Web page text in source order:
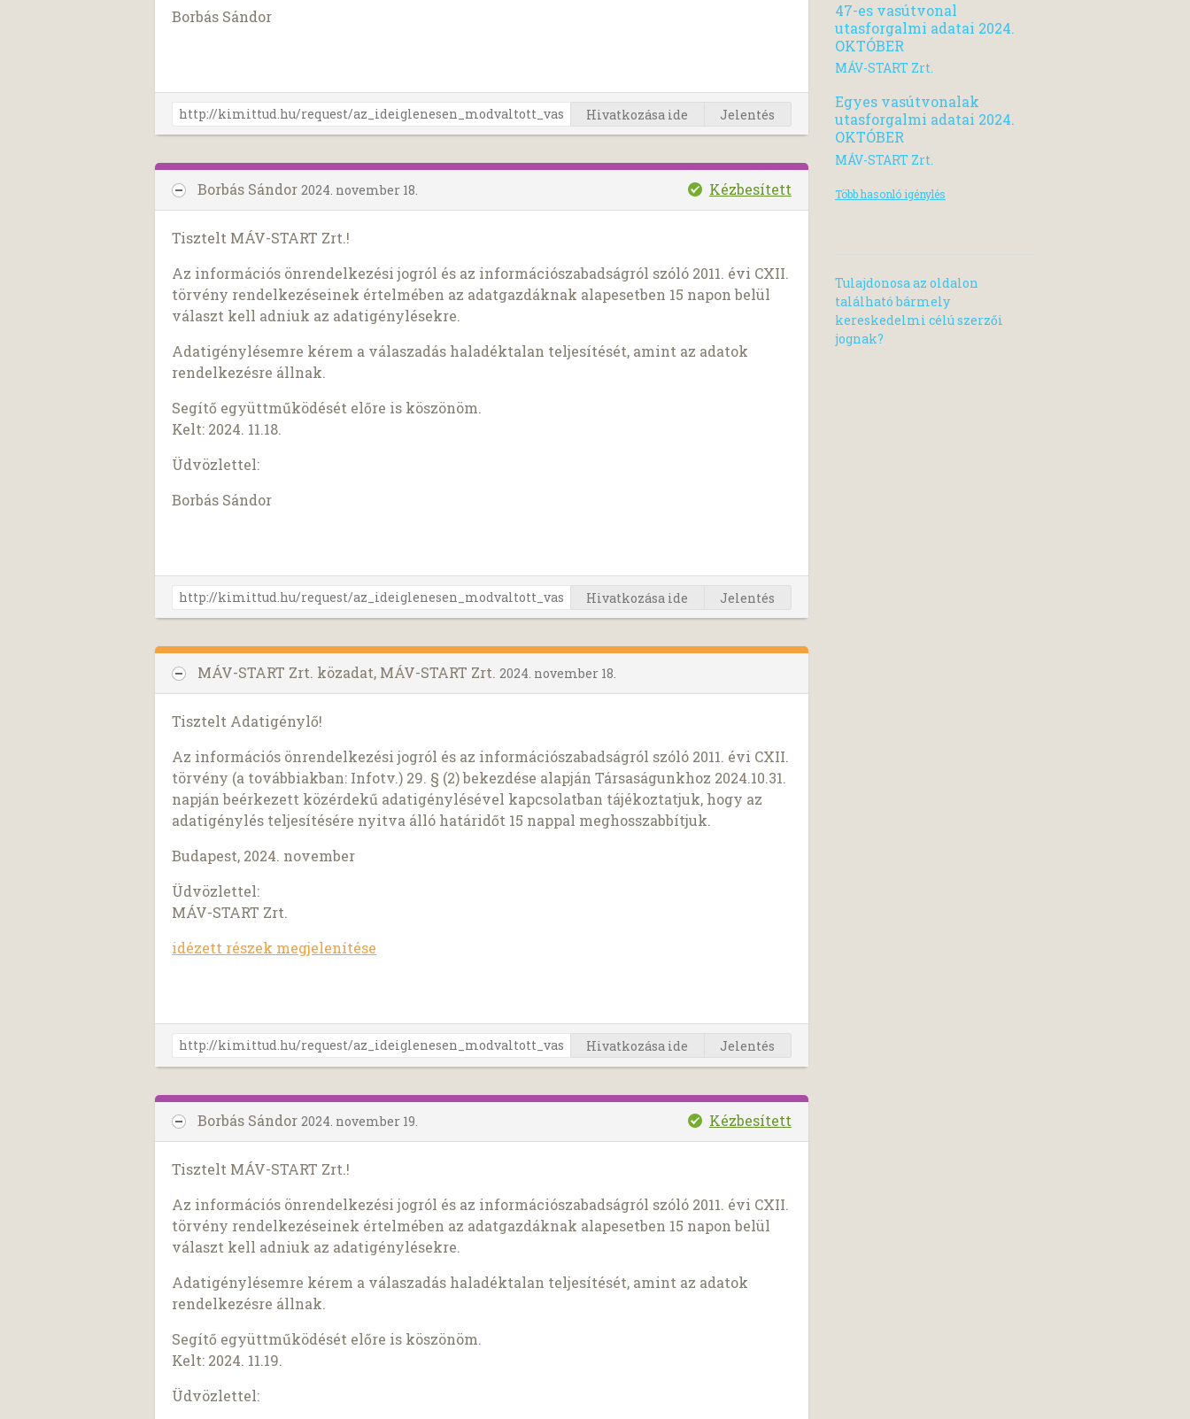
Borbás Sándor
Hivatkozása ide Jelentés
Borbás Sándor 2024. november 18. Kézbesített
Tisztelt MÁV-START Zrt.!
Az információs önrendelkezési jogról és az információszabadságról szóló 2011. évi CXII.
törvény rendelkezéseinek értelmében az adatgazdáknak alapesetben 15 napon belül
választ kell adniuk az adatigénylésekre.
Adatigénylésemre kérem a válaszadás haladéktalan teljesítését, amint az adatok
rendelkezésre állnak.
Segítő együttműködését előre is köszönöm.
Kelt: 2024. 11.18.
Üdvözlettel:
Borbás Sándor
Hivatkozása ide Jelentés
MÁV-START Zrt. közadat, MÁV-START Zrt. 2024. november 18.
Tisztelt Adatigénylő!
Az információs önrendelkezési jogról és az információszabadságról szóló 2011. évi CXII.
törvény (a továbbiakban: Infotv.) 29. § (2) bekezdése alapján Társaságunkhoz 2024.10.31.
napján beérkezett közérdekű adatigénylésével kapcsolatban tájékoztatjuk, hogy az
adatigénylés teljesítésére nyitva álló határidőt 15 nappal meghosszabbítjuk.
Budapest, 2024. november
Üdvözlettel:
MÁV-START Zrt.
idézett részek megjelenítése
Hivatkozása ide Jelentés
Borbás Sándor 2024. november 19. Kézbesített
Tisztelt MÁV-START Zrt.!
Az információs önrendelkezési jogról és az információszabadságról szóló 2011. évi CXII.
törvény rendelkezéseinek értelmében az adatgazdáknak alapesetben 15 napon belül
választ kell adniuk az adatigénylésekre.
Adatigénylésemre kérem a válaszadás haladéktalan teljesítését, amint az adatok
rendelkezésre állnak.
Segítő együttműködését előre is köszönöm.
Kelt: 2024. 11.19.
Üdvözlettel:
47-es vasútvonal
utasforgalmi adatai 2024.
OKTÓBER
MÁV-START Zrt.
Egyes vasútvonalak
utasforgalmi adatai 2024.
OKTÓBER
MÁV-START Zrt.
Több hasonló igénylés
Tulajdonosa az oldalon
található bármely
kereskedelmi célú szerzői
jognak?